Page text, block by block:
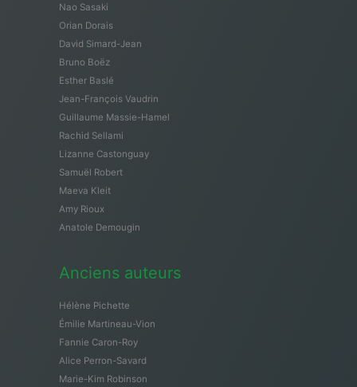
Nao Sasaki
Orian Dorais
David Simard-Jean
Bruno Boëz
Esther Baslé
Jean-François Vaudrin
Guillaume Massie-Hamel
Rachid Sellami
Lizanne Castonguay
Samuël Robert
Maeva Kleit
Amy Rioux
Anatole Demougin
Anciens auteurs
Hélène Pichette
Émilie Martineau-Vion
Fannie Caron-Roy
Alice Perron-Savard
Marie-Kim Robinson